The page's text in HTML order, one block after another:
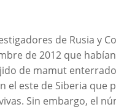
de Rusia y
de 2012 que
de mamut
el este de Siberia que
Sin embargo, el